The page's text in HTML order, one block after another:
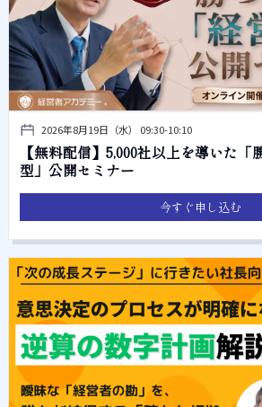
2026年8月19日（水） 09:30-10:10
【無料配信】5,000社以上を導いた「
型」公開セミナー
今すぐ申し込む